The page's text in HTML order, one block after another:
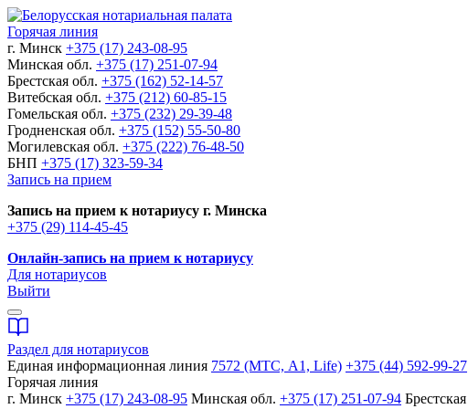
Горячая линия
г. Минск +375 (17) 243-08-95
Минская обл. +375 (17) 251-07-94
Брестская обл. +375 (162) 52-14-57
Витебская обл. +375 (212) 60-85-15
Гомельская обл. +375 (232) 29-39-48
Гродненская обл. +375 (152) 55-50-80
Могилевская обл. +375 (222) 76-48-50
БНП +375 (17) 323-59-34
Запись на прием
Запись на прием к нотариусу г. Минска
+375 (29) 114-45-45
Онлайн-запись на прием к нотариусу
Для нотариусов
Выйти
Раздел для нотариусов
Единая информационная линия 7572 (МТС, A1, Life) +375 (44) 592-99-27
Горячая линия
г. Минск +375 (17) 243-08-95 Минская обл. +375 (17) 251-07-94